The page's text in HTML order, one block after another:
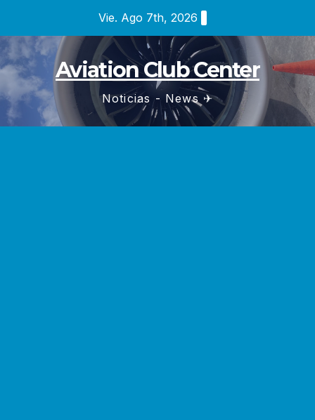
contenido
Vie. Ago 7th, 2026
Aviation Club Center
Noticias - News ✈